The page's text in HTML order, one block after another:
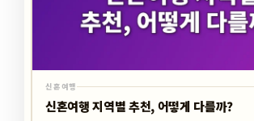
신혼여행
신혼여행 지역별 추천, 어떻게 다를까?